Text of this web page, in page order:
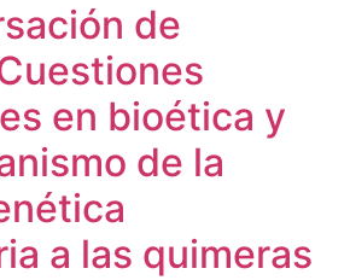
de
en bioética y
de la
a las quimeras